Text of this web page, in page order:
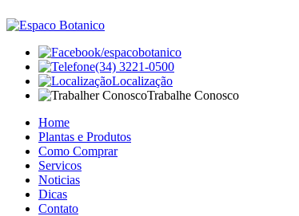
/espacobotanico
(34) 3221-0500
Localização
Trabalhe Conosco
Home
Plantas e Produtos
Como Comprar
Servicos
Noticias
Dicas
Contato